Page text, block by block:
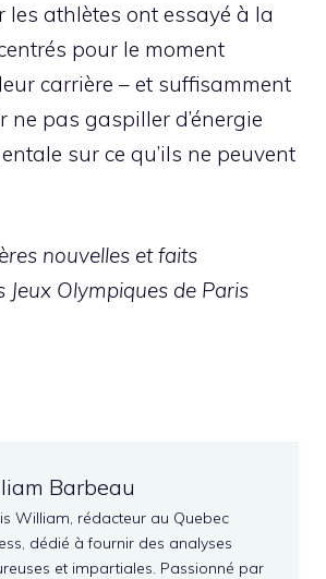
les athlètes ont essayé à la
pour le moment
carrière – et suffisamment
ne pas gaspiller d’énergie
sur ce qu’ils ne peuvent
nouvelles et faits
Jeux Olympiques de Paris
Barbeau
William, rédacteur au Quebec
dédié à fournir des analyses
et impartiales. Passionné par